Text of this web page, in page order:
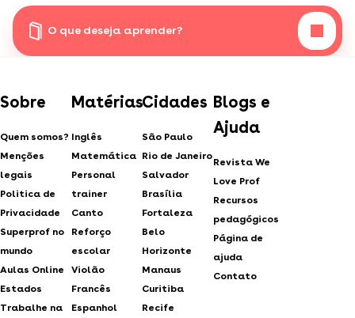
O que deseja aprender?
Sobre
Quem somos?
Menções
legais
Politica de
Privacidade
Superprof no
mundo
Aulas Online
Estados
Trabalhe na
Matérias
Inglês
Matemática
Personal
trainer
Canto
Reforço
escolar
Violão
Francês
Espanhol
Cidades
São Paulo
Rio de Janeiro
Salvador
Brasília
Fortaleza
Belo
Horizonte
Manaus
Curitiba
Recife
Blogs e
Ajuda
Revista We
Love Prof
Recursos
pedagógicos
Página de
ajuda
Contato